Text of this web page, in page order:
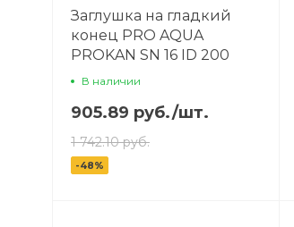
Заглушка на гладкий
конец PRO AQUA
PROKAN SN 16 ID 200
В наличии
905.89 руб./шт.
1 742.10 руб.
-48%